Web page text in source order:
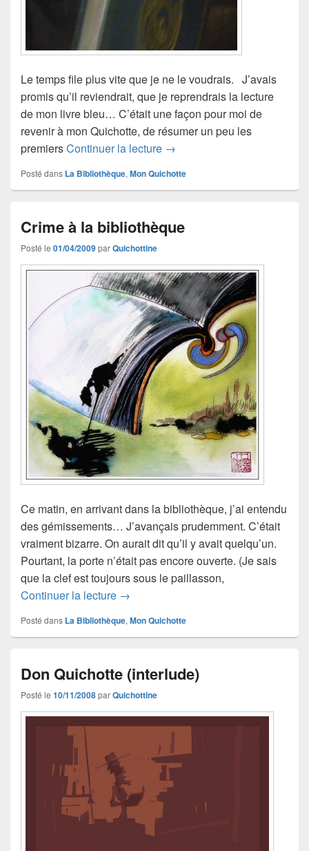
Le temps file plus vite que je ne le voudrais. J’avais
promis qu’il reviendrait, que je reprendrais la lecture
de mon livre bleu… C’était une façon pour moi de
revenir à mon Quichotte, de résumer un peu les
premiersContinuer la lecture Le chevalier de septembre
→
Posté dans La Bibliothèque, Mon Quichotte
Crime à la bibliothèque
Posté le 01/04/2009parQuichottine
Ce matin, en arrivant dans la bibliothèque, j’ai entendu
des gémissements… J’avançais prudemment. C’était
vraiment bizarre. On aurait dit qu’il y avait quelqu’un.
Pourtant, la porte n’était pas encore ouverte. (Je sais
que la clef est toujours sous le paillasson,
Continuer la lecture Crime à la bibliothèque
→
Posté dans La Bibliothèque, Mon Quichotte
Don Quichotte (interlude)
Posté le 10/11/2008parQuichottine